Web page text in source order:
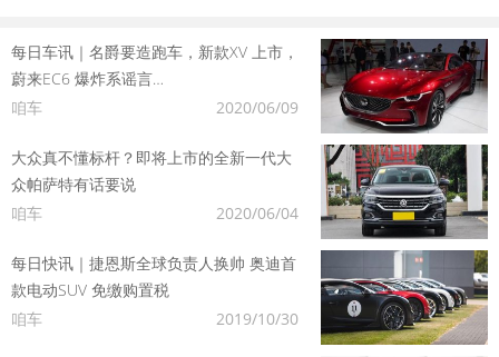
每日车讯｜名爵要造跑车，新款XV 上市，
蔚来EC6 爆炸系谣言…
咱车
2020/06/09
大众真不懂标杆？即将上市的全新一代大
众帕萨特有话要说
咱车
2020/06/04
每日快讯｜捷恩斯全球负责人换帅 奥迪首
款电动SUV 免缴购置税
咱车
2019/10/30